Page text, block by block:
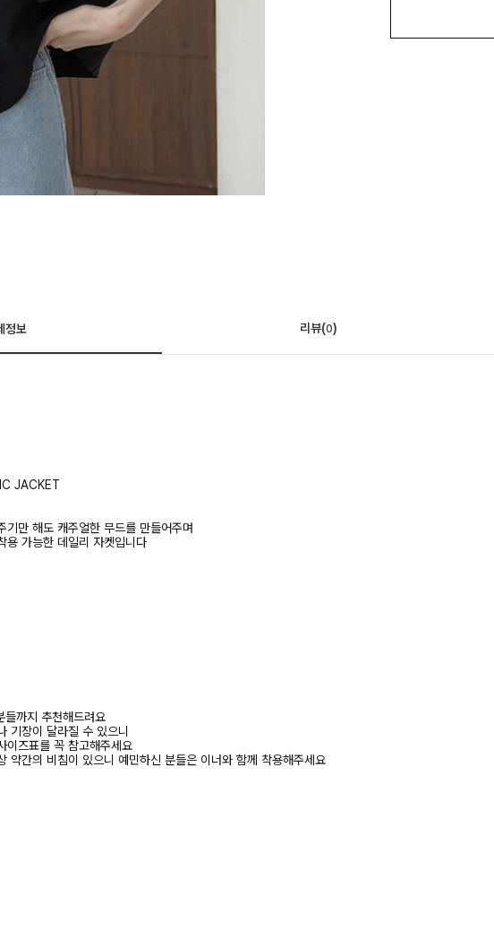
정보 리뷰(0)
JACKET
기만 해도 캐주얼한 무드를 만들어주며
용 가능한 데일리 자켓입니다
까지 추천해드려요
기장이 달라질 수 있으니
이즈표를 꼭 참고해주세요
약간의 비침이 있으니 예민하신 분들은 이너와 함께 착용해주세요